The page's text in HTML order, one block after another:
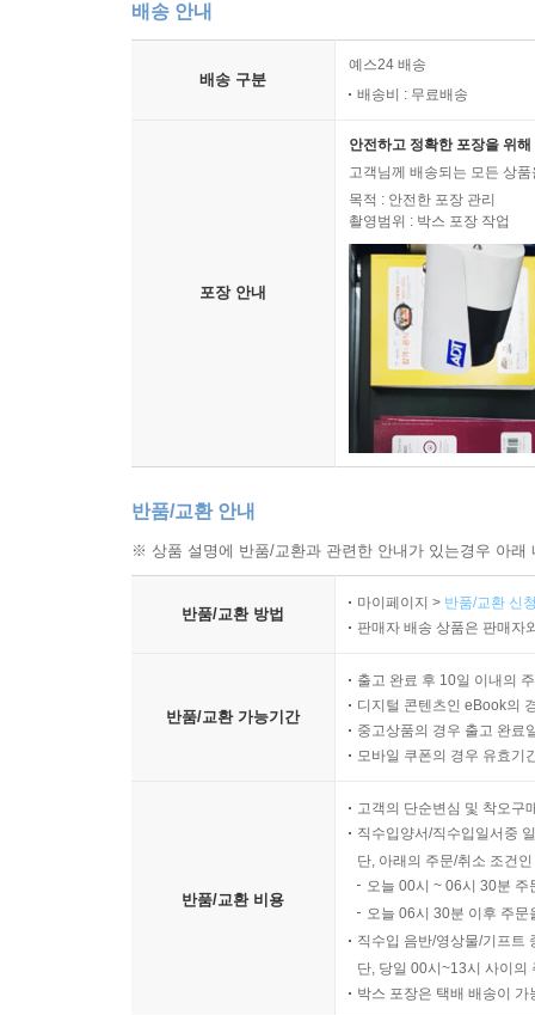
구조 계획과 책임자였다. 여객선이 재난에 처했
따랐다는 이유로 간부 선원들의 살인 혐의를 벗겨
배송 안내
배송 구분
예스24 배송
배송비 : 무료배송
포장 안내
안전하고 정확한 포장을 위
고객님께 배송되는 모든 상
목적 : 안전한 포장 관리
촬영범위 : 박스 포장 작업
반품/교환 안내
※ 상품 설명에 반품/교환과 관련한 안내가 있는경우 아
반품/교환 방법
마이페이지 > 반품/교환 신
판매자 배송 상품은 판매자
반품/교환 가능기간
출고 완료 후 10일 이내의
디지털 콘텐츠인 eBook의
중고상품의 경우 출고 완료
모바일 쿠폰의 경우 유효기
반품/교환 비용
고객의 단순변심 및 착오구
직수입양서/직수입일서중
단, 아래의 주문/취소 조건
오늘 00시 ~ 06시 30분
오늘 06시 30분 이후 주
직수입 음반/영상물/기프트
단, 당일 00시~13시 사이의
박스 포장은 택배 배송이